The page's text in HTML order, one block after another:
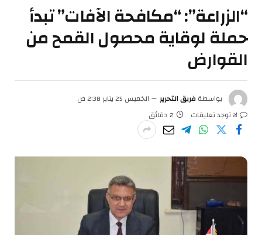
“الزراعة”: “مكافحة الآفات” تبدأ
حملة لوقاية محصول القمح من
القوارض
بواسطةفريق التحرير
الخميس 25 يناير 2:38 ص
لا توجد تعليقات
2 دقائق